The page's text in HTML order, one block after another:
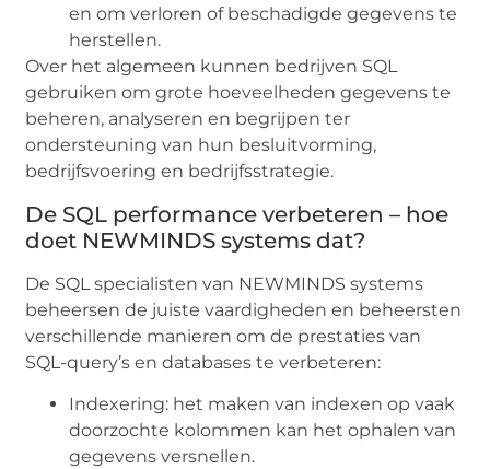
en om verloren of beschadigde gegevens te
herstellen.
Over het algemeen kunnen bedrijven SQL
gebruiken om grote hoeveelheden gegevens te
beheren, analyseren en begrijpen ter
ondersteuning van hun besluitvorming,
bedrijfsvoering en bedrijfsstrategie.
De SQL performance verbeteren – hoe
doet NEWMINDS systems dat?
De SQL specialisten van NEWMINDS systems
beheersen de juiste vaardigheden en beheersten
verschillende manieren om de prestaties van
SQL-query’s en databases te verbeteren:
Indexering: het maken van indexen op vaak
doorzochte kolommen kan het ophalen van
gegevens versnellen.